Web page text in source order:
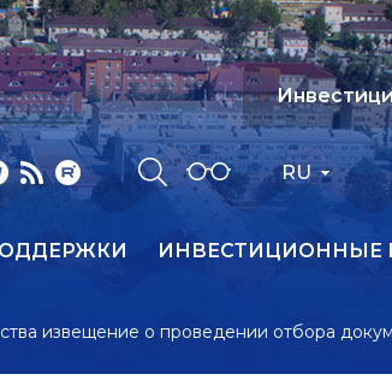
RU
ИНВЕСТИЦИОННЫЕ
извещение о проведении отбора